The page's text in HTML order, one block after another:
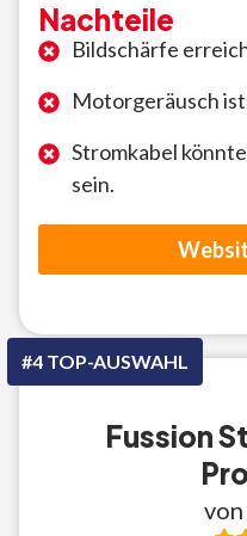
Nachteile
Bildschärfe
Motorgeräusch
Stromkabel
sein.
#4 TOP-AUSWAHL
Fussion
von